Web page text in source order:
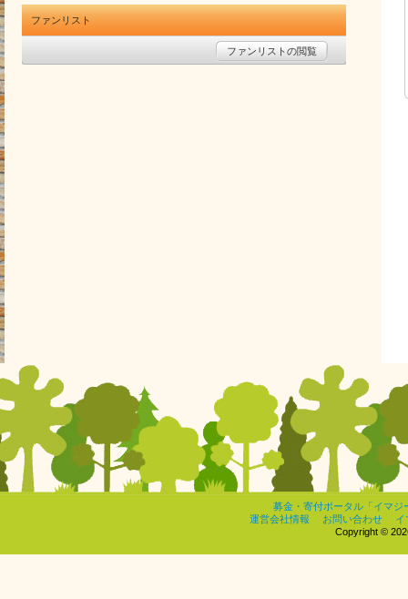
ファンリスト
ファンリストの閲覧
募金・寄付ポータル「イマジ
運営会社情報
お問い合わせ
イ
Copyright ©